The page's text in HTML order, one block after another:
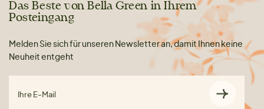
Das Beste von Bella Green in Ihrem
Posteingang
Melden Sie sich für unseren Newsletter an, damit Ihnen keine
Neuheit entgeht
Ihre E-Mail